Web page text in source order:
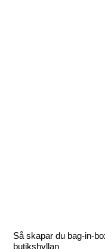
Så skapar du bag-in-
butikshyllan